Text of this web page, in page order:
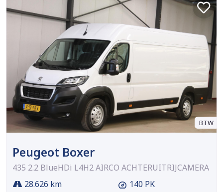
BTW
Peugeot Boxer
435 2.2 BlueHDi L4H2 AIRCO ACHTERUITRIJCAMERA
28.626 km
140 PK